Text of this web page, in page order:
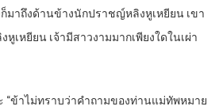
ก็มาถึงด้านข้างนักปราชญ์หลิงหูเหยียน เขา
เหยียน เจ้ามีสาวงามมากเพียงใดในเผ่า
“ข้าไม่ทราบว่าคำถามของท่านแม่ทัพหมาย